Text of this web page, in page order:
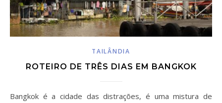
TAILÂNDIA
ROTEIRO DE TRÊS DIAS EM BANGKOK
Bangkok é a cidade das distrações, é uma mistura de